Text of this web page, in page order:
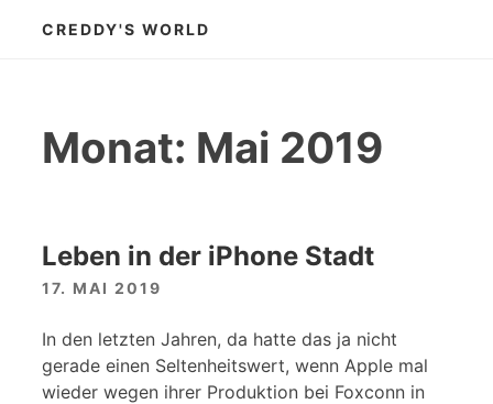
InhaltCREDDY'S WORLD
Monat: Mai 2019
Leben in der iPhone Stadt
17. MAI 2019
In den letzten Jahren, da hatte das ja nicht
gerade einen Seltenheitswert, wenn Apple mal
wieder wegen ihrer Produktion bei Foxconn in